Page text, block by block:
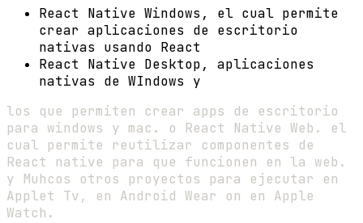
React Native Windows, el cual permite
crear aplicaciones de escritorio
nativas usando React
React Native Desktop, aplicaciones
nativas de WIndows y
los que permiten crear apps de escritorio
para windows y mac. o React Native Web. el
cual permite reutilizar componentes de
React native para que funcionen en la web.
y Muhcos otros proyectos para ejecutar en
Applet Tv, en Android Wear on en Apple
Watch.